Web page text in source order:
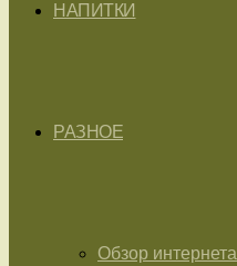
НАПИТКИ
РАЗНОЕ
Обзор интернета